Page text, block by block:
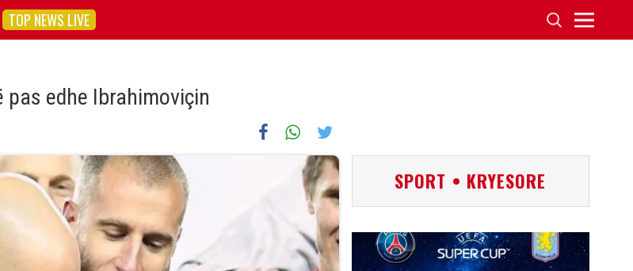
TOP NEWS LIVE
pas edhe Ibrahimoviçin
SPORT • KRYESORE